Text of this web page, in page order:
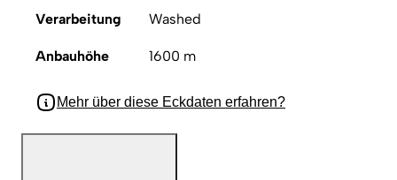
Verarbeitung Washed
Anbauhöhe 1600 m
Mehr über diese Eckdaten erfahren?